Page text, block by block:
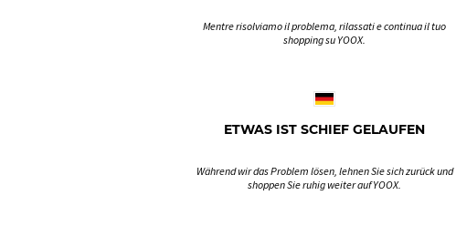
Mentre risolviamo il problema, rilassati e continua il tuo
shopping su YOOX.
ETWAS IST SCHIEF GELAUFEN
Während wir das Problem lösen, lehnen Sie sich zurück und
shoppen Sie ruhig weiter auf YOOX.